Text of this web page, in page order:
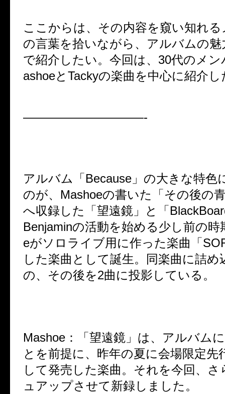
ここからは、その内容を窺い知れ
の言葉を拾いながら、アルバムの
で紹介したい。今回は、30代のメ
ashoeとTackyの楽曲を中心に紹介し
——————————-
アルバム「Because」の大きな特色
のが、Mashoeの書いた「その後の
へ収録した「望遠鏡」と「
Benjaminの活動を始める少し前の時
eがソロライブ用に作った楽曲「
した楽曲として誕生。同楽曲に詰め
の、その後を2曲に投影している。
Mashoe：
「望遠鏡」は、アルバム
とを前提に、昨年の夏に会場限定先
して発売した楽曲。それを今回、
ュアップさせて新録しました。